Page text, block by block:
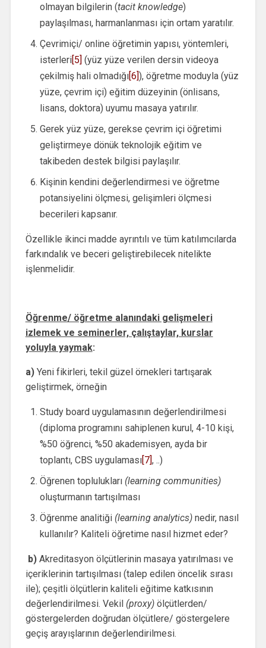
olmayan bilgilerin (tacit knowledge)
paylaşılması, harmanlanması için ortam yaratılır.
Çevrimiçi/ online öğretimin yapısı, yöntemleri,
isterleri[5] (yüz yüze verilen dersin videoya
çekilmiş hali olmadığı[6]), öğretme moduyla (yüz
yüze, çevrim içi) eğitim düzeyinin (önlisans,
lisans, doktora) uyumu masaya yatırılır.
Gerek yüz yüze, gerekse çevrim içi öğretimi
geliştirmeye dönük teknolojik eğitim ve
takibeden destek bilgisi paylaşılır.
Kişinin kendini değerlendirmesi ve öğretme
potansiyelini ölçmesi, gelişimleri ölçmesi
becerileri kapsanır.
Özellikle ikinci madde ayrıntılı ve tüm katılımcılarda
farkındalık ve beceri geliştirebilecek nitelikte
işlenmelidir.
Öğrenme/ öğretme alanındaki gelişmeleri
izlemek ve seminerler, çalıştaylar, kurslar
yoluyla yaymak:
a) Yeni fikirleri, tekil güzel örnekleri tartışarak
geliştirmek, örneğin
Study board uygulamasının değerlendirilmesi
(diploma programını sahiplenen kurul, 4-10 kişi,
%50 öğrenci, %50 akademisyen, ayda bir
toplantı, CBS uygulaması[7], ..)
Öğrenen toplulukları (learning communities)
oluşturmanın tartışılması
Öğrenme analitiği (learning analytics)nedir, nasıl
kullanılır? Kaliteli öğretime nasıl hizmet eder?
b) Akreditasyon ölçütlerinin masaya yatırılması ve
içeriklerinin tartışılması (talep edilen öncelik sırası
ile); çeşitli ölçütlerin kaliteli eğitime katkısının
değerlendirilmesi. Vekil (proxy)ölçütlerden/
göstergelerden doğrudan ölçütlere/ göstergelere
geçiş arayışlarının değerlendirilmesi.